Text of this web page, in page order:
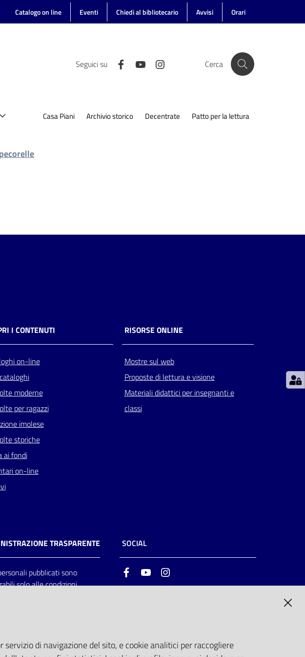
Catalogo on line Eventi Chiedi al bibliotecario Avvisi Orari
Seguici su Cerca
Casa Piani Archivio storico Decentrate Patto per la lettura
I CONTENUTI
on-line
moderne
per ragazzi
imolese
storiche
ai fondi
on-line
RISORSE ONLINE
Mostre sul web
Proposte di lettura e visione
Materiali didattici per insegnanti e
classi
TRASPARENTE
pubblicati sono
solo alle condizioni
SOCIAL
FacebookYoutube
di navigazione del sito, e cookie analitici per raccogliere